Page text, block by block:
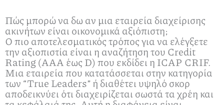
Πώς μπορώ να δω αν μια εταιρεία διαχείρισης
ακινήτων είναι οικονομικά αξιόπιστη;
Ο πιο αποτελεσματικός τρόπος για να ελέγξετε
την αξιοπιστία είναι η αναζήτηση του Credit
Rating (AAA έως D) που εκδίδει η ICAP CRIF.
Μια εταιρεία που κατατάσσεται στην κατηγορία
των “True Leaders” ή διαθέτει υψηλό σκορ
αποδεικνύει ότι διαχειρίζεται σωστά τα χρέη και